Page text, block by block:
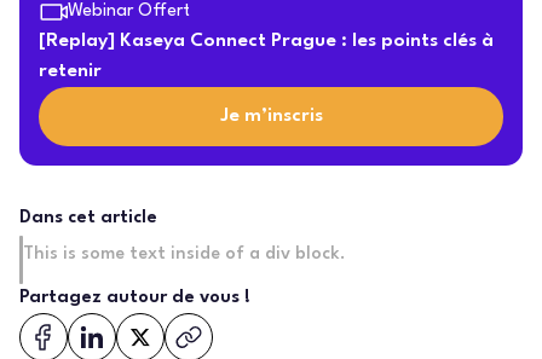
Webinar Offert
[Replay] Kaseya Connect Prague : les points clés à
retenir
Je m’inscris
Dans cet article
This is some text inside of a div block.
Partagez autour de vous !